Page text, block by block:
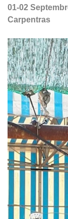
01-02
Carpentras